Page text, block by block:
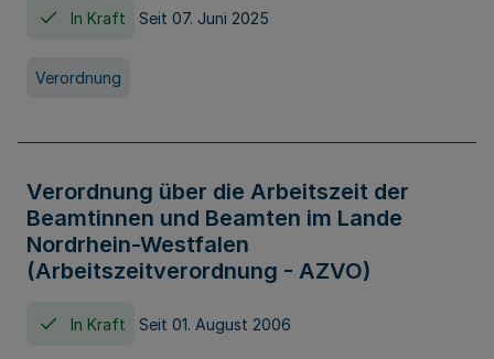
In Kraft Seit 07. Juni 2025
Verordnung
Verordnung über die Arbeitszeit der
Beamtinnen und Beamten im Lande
Nordrhein-Westfalen
(Arbeitszeitverordnung - AZVO)
In Kraft Seit 01. August 2006